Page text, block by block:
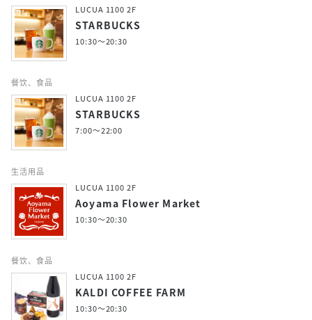
LUCUA 1100 2F
STARBUCKS
10:30～20:30
餐饮、食品
LUCUA 1100 2F
STARBUCKS
7:00～22:00
生活用品
LUCUA 1100 2F
Aoyama Flower Market
10:30～20:30
餐饮、食品
LUCUA 1100 2F
KALDI COFFEE FARM
10:30～20:30